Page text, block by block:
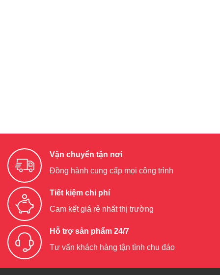
Vận chuyển tận nơi
Đồng hành cung cấp mọi công trình
Tiết kiệm chi phí
Cam kết giá rẻ nhất thị trường
Hỗ trợ sản phẩm 24/7
Tư vấn khách hàng tận tình chu đáo